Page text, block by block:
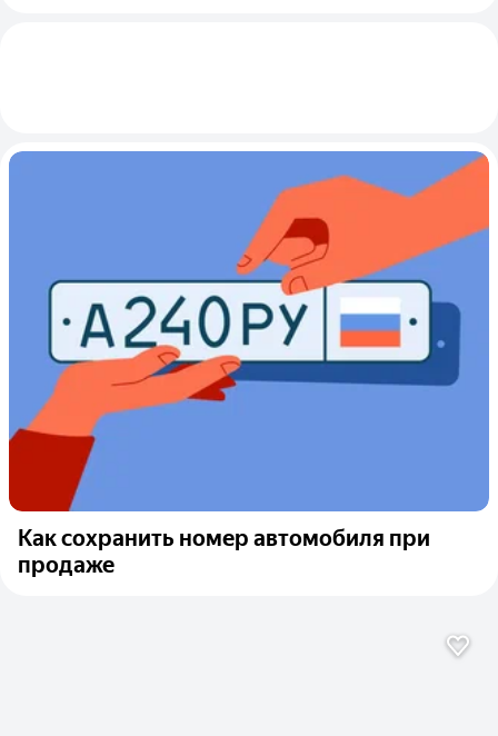
Как сохранить номер автомобиля при
продаже